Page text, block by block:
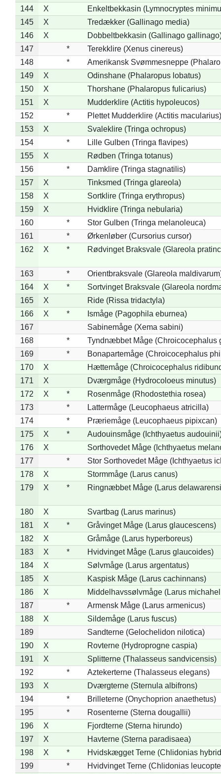
144
X
Enkeltbekkasin (Lymnocryptes
145
X
Tredækker (Gallinago media)
146
X
Dobbeltbekkasin (Gallinago
147
*
Terekklire (Xenus cinereus)
148
*
Amerikansk Svømmesneppe
149
X
Odinshane (Phalaropus lobatus)
150
X
Thorshane (Phalaropus fulicarius)
151
X
Mudderklire (Actitis hypoleucos)
152
*
Plettet Mudderklire (Actitis macularius)
153
X
Svaleklire (Tringa ochropus)
154
*
Lille Gulben (Tringa flavipes)
155
X
Rødben (Tringa totanus)
156
*
Damklire (Tringa stagnatilis)
157
X
Tinksmed (Tringa glareola)
158
X
Sortklire (Tringa erythropus)
159
X
Hvidklire (Tringa nebularia)
160
*
Stor Gulben (Tringa melanoleuca)
161
*
Ørkenløber (Cursorius cursor)
162
X * Rødvinget Braksvale (Glareola
163 *
Orientbraksvale (Glareola
164
X *
Sortvinget Braksvale (Glareola
165
X
Ride (Rissa tridactyla)
166
X *
Ismåge (Pagophila eburnea)
167
Sabinemåge (Xema sabini)
168
*
Tyndnæbbet Måge (Chroicocephalus
169
*
Bonapartemåge (Chroicocephalus
170
X
Hættemåge (Chroicocephalus
171
X
Dværgmåge (Hydrocoloeus minutus)
172
X *
Rosenmåge (Rhodostethia rosea)
173
*
Lattermåge (Leucophaeus atricilla)
174
*
Præriemåge (Leucophaeus pipixcan)
175
X *
Audouinsmåge (Ichthyaetus
176
X
Sorthovedet Måge (Ichthyaetus
177
*
Stor Sorthovedet Måge (Ichthyaetus
178
X
Stormmåge (Larus canus)
179
X * Ringnæbbet Måge (Larus
180 X
Svartbag (Larus marinus)
181
X *
Gråvinget Måge (Larus glaucescens)
182
X
Gråmåge (Larus hyperboreus)
183
X *
Hvidvinget Måge (Larus glaucoides)
184
X
Sølvmåge (Larus argentatus)
185
X
Kaspisk Måge (Larus cachinnans)
186
X
Middelhavssølvmåge (Larus
187
*
Armensk Måge (Larus armenicus)
188
X
Sildemåge (Larus fuscus)
189
Sandterne (Gelochelidon nilotica)
190
X
Rovterne (Hydroprogne caspia)
191
X
Splitterne (Thalasseus sandvicensis)
192
*
Aztekerterne (Thalasseus elegans)
193
X
Dværgterne (Sternula albifrons)
194
*
Brilleterne (Onychoprion anaethetus)
195
*
Rosenterne (Sterna dougallii)
196
X
Fjordterne (Sterna hirundo)
197
X
Havterne (Sterna paradisaea)
198
X *
Hvidskægget Terne (Chlidonias
199
*
Hvidvinget Terne (Chlidonias